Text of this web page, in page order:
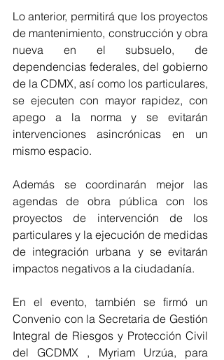
Lo anterior, permitirá que los proyectos
de mantenimiento, construcción y obra
nueva en el subsuelo, de
dependencias federales, del gobierno
de la CDMX, así como los particulares,
se ejecuten con mayor rapidez, con
apego a la norma y se evitarán
intervenciones asincrónicas en un
mismo espacio.
Además se coordinarán mejor las
agendas de obra pública con los
proyectos de intervención de los
particulares y la ejecución de medidas
de integración urbana y se evitarán
impactos negativos a la ciudadanía.
En el evento, también se firmó un
Convenio con la Secretaria de Gestión
Integral de Riesgos y Protección Civil
del GCDMX , Myriam Urzúa, para